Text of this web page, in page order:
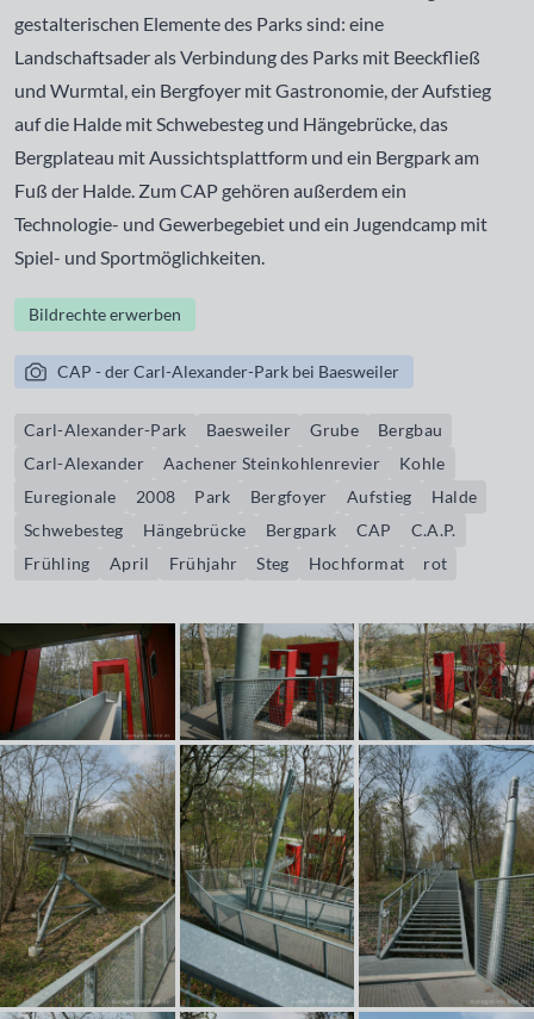
gestalterischen Elemente des Parks sind: eine
Landschaftsader als Verbindung des Parks mit Beeckfließ
und Wurmtal, ein Bergfoyer mit Gastronomie, der Aufstieg
auf die Halde mit Schwebesteg und Hängebrücke, das
Bergplateau mit Aussichtsplattform und ein Bergpark am
Fuß der Halde. Zum CAP gehören außerdem ein
Technologie- und Gewerbegebiet und ein Jugendcamp mit
Spiel- und Sportmöglichkeiten.
Bildrechte erwerben
CAP - der Carl-Alexander-Park bei Baesweiler
Carl-Alexander-Park Baesweiler Grube
Bergbau
Carl-Alexander
Aachener Steinkohlenrevier
Kohle
Euregionale
2008 Park Bergfoyer Aufstieg
Halde
Schwebesteg
Hängebrücke Bergpark CAP
C.A.P.
Frühling
April Frühjahr Steg Hochformat rot